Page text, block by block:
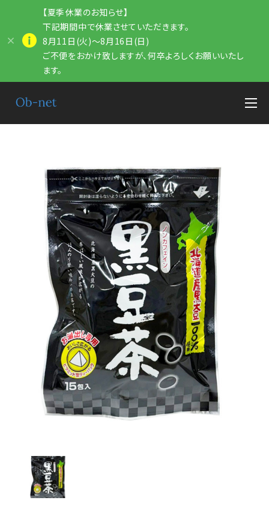
【夏季休業のお知らせ】
下記期間中で休業させていただきます。
8月11日(火)～8月16日(日)
ご不便をおかけ致しますが、何卒よろしくお願いいたし
ます。